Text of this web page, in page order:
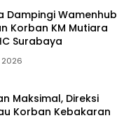
Dampingi Wamenhub
Korban KM Mutiara
Surabaya
2026
Maksimal, Direksi
Korban Kebakaran